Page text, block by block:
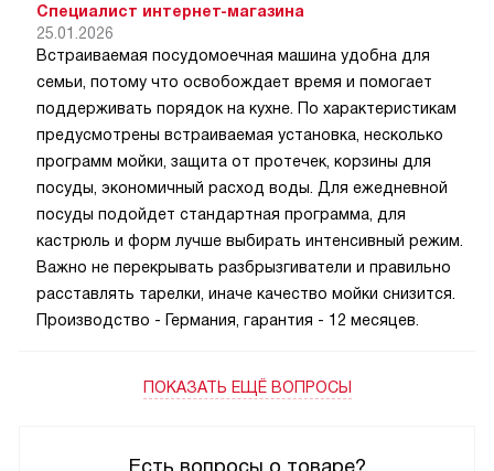
Есть вопросы о товаре?
Специалист интернет-магазина
25.01.2026
Встраиваемая посудомоечная машина удобна для
семьи, потому что освобождает время и помогает
поддерживать порядок на кухне. По характеристикам
предусмотрены встраиваемая установка, несколько
программ мойки, защита от протечек, корзины для
посуды, экономичный расход воды. Для ежедневной
посуды подойдет стандартная программа, для
кастрюль и форм лучше выбирать интенсивный режим.
Важно не перекрывать разбрызгиватели и правильно
расставлять тарелки, иначе качество мойки снизится.
Производство - Германия, гарантия - 12 месяцев.
ПОКАЗАТЬ ЕЩЁ ВОПРОСЫ